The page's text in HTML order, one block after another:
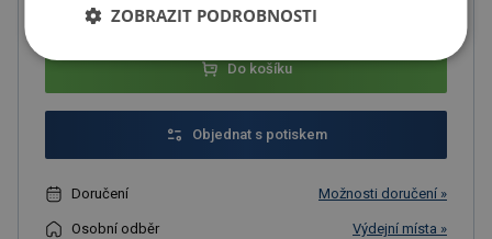
U partnera 21755 ks můžete mít 12.8. až 18.8.
Do košíku
Objednat s potiskem
Doručení Možnosti doručení »
Osobní odběr Výdejní místa »
ZOBRAZIT PODROBNOSTI